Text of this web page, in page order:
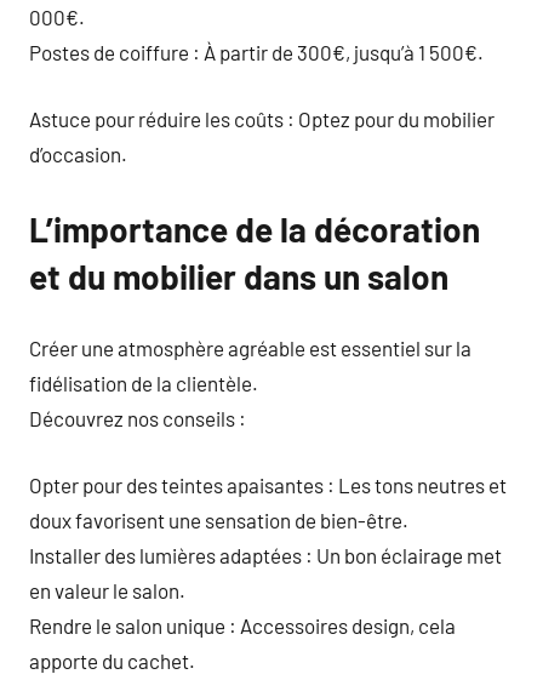
000€.
Postes de coiffure : À partir de 300€, jusqu’à 1 500€.
Astuce pour réduire les coûts : Optez pour du mobilier
d’occasion.
L’importance de la décoration
et du mobilier dans un salon
Créer une atmosphère agréable est essentiel sur la
fidélisation de la clientèle.
Découvrez nos conseils :
Opter pour des teintes apaisantes : Les tons neutres et
doux favorisent une sensation de bien-être.
Installer des lumières adaptées : Un bon éclairage met
en valeur le salon.
Rendre le salon unique : Accessoires design, cela
apporte du cachet.